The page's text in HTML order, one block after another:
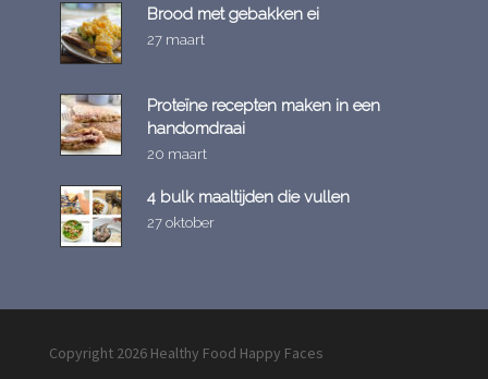
Brood met gebakken ei
27 maart
Proteïne recepten maken in een
handomdraai
20 maart
4 bulk maaltijden die vullen
27 oktober
Copyright 2026 Healthy Food Happy Faces